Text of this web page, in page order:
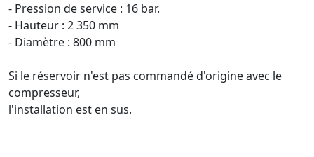
- Pression de service : 16 bar.
- Hauteur : 2 350 mm
- Diamètre : 800 mm
Si le réservoir n'est pas commandé d'origine avec le
compresseur,
l'installation est en sus.